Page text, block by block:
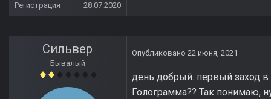
Регистрация
28.07.2020
Сильвер
Бывалый
Опубликовано 22 июня, 2021
день добрый. первый заход в
Голограмма?? Так понимаю,